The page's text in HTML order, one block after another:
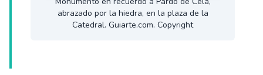
abrazado por la hiedra, en la plaza de la
Catedral. Guiarte.com. Copyright